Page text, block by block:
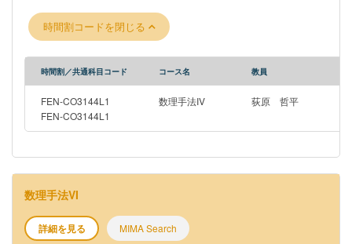
時間割コードを閉じる
時間割／共通科目コード コース名 教員
FEN-CO3144L1
FEN-CO3144L1
数理手法IV 荻原 哲平
数理手法VI
詳細を見る MIMA Search